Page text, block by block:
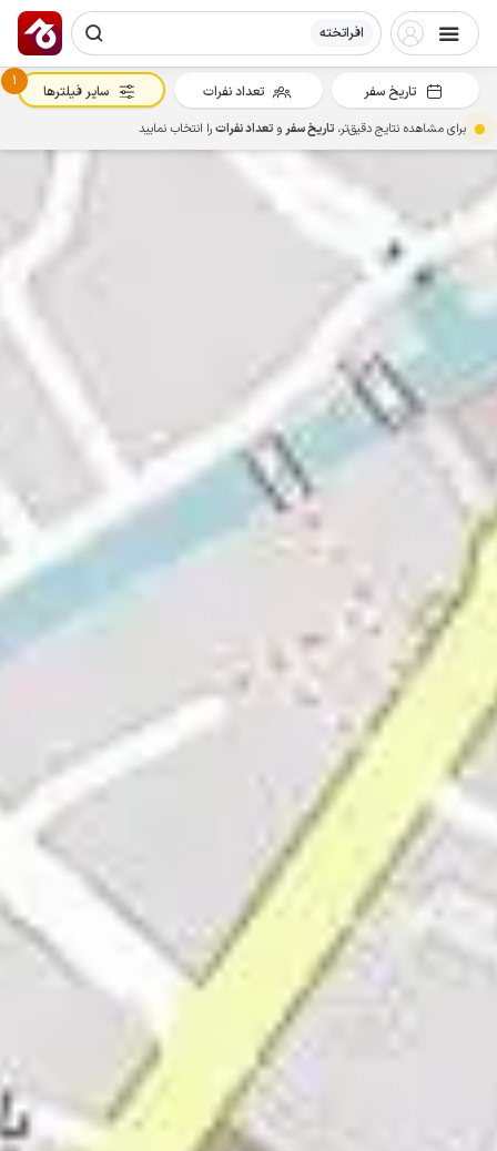
افراتخته
تاریخ سفر تعداد نفرات
1
سایر فیلترها
برای مشاهده نتایج دقیق‌تر، تاریخ سفرو تعداد نفراترا انتخاب نمایید